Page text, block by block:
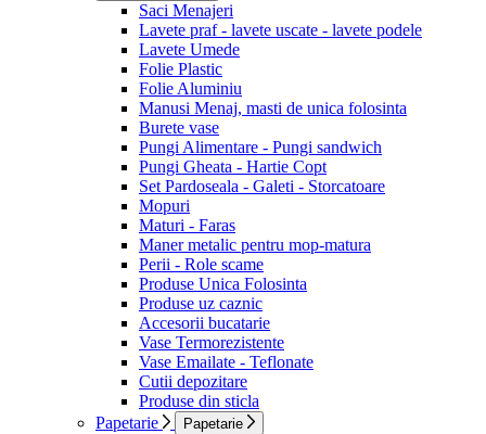
Saci Menajeri
Lavete praf - lavete uscate - lavete podele
Lavete Umede
Folie Plastic
Folie Aluminiu
Manusi Menaj, masti de unica folosinta
Burete vase
Pungi Alimentare - Pungi sandwich
Pungi Gheata - Hartie Copt
Set Pardoseala - Galeti - Storcatoare
Mopuri
Maturi - Faras
Maner metalic pentru mop-matura
Perii - Role scame
Produse Unica Folosinta
Produse uz caznic
Accesorii bucatarie
Vase Termorezistente
Vase Emailate - Teflonate
Cutii depozitare
Produse din sticla
Papetarie
Papetarie